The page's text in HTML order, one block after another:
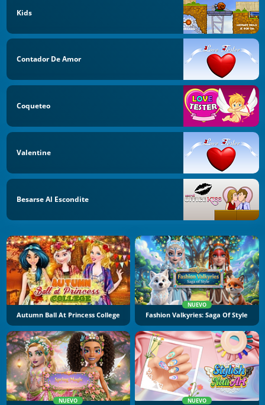
Kids
Contador De Amor
Coqueteo
Valentine
Besarse Al Escondite
Autumn Ball At Princess College
NUEVO
Fashion Valkyries: Saga Of Style
NUEVO NUEVO